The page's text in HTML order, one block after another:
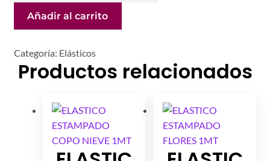
PUNTOS
GRIS
cantidad
Añadir al carrito
Categoría: Elásticos
Productos relacionados